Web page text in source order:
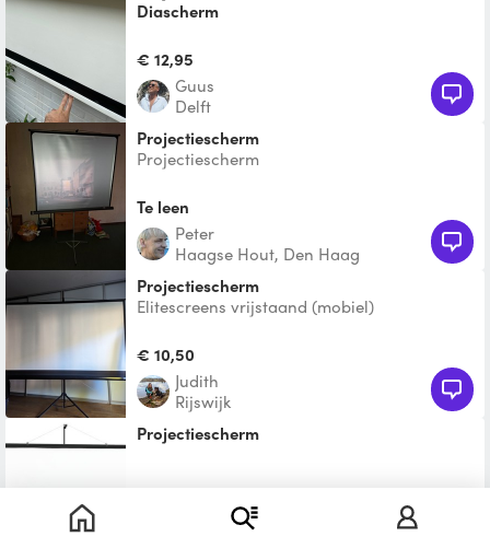
Diascherm
buiten. Let op! Dient wel op twee plaatsen
hangend te worden beve
€ 12,95
Guus
Delft
Projectiescherm
Projectiescherm
Te leen
Peter
Haagse Hout, Den Haag
projectiescherm
Elitescreens vrijstaand (mobiel)
Helemaal in te klappen maar dan
€ 10,50
Judith
Rijswijk
Projectiescherm
Destiny Lucille